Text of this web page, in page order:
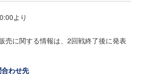
より
売に関する情報は、2回戦終了後に発表
わせ先